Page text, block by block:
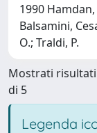
1990
Balsamini,
O.; Traldi, P.
Mostrati risultati
di 5
Legenda